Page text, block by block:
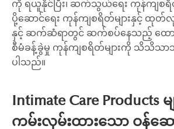
ကို ရယူနိုင်ပြီး၊ ဆက်သွယ်ရေး ကုန်ကျစရိ
ပို့ဆောင်ရေး ကုန်ကျစရိတ်များနှင့် ထုတ်လု
နှင့် ဆက်ဆံရာတွင် ဆက်စပ်နေသည့် ထေ
စီမံခန့်ခွဲမှု ကုန်ကျစရိတ်များကို သိသိသာသ
ပါသည်။
Intimate Care Products မ
ကမ်းလှမ်းထားသော ဝန်ဆော